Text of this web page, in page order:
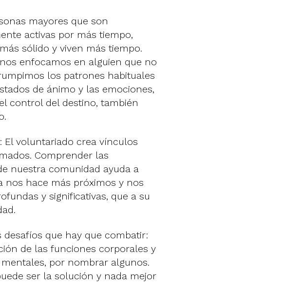
mayores que son
activas por más tiempo,
sólido y viven más tiempo.
enfocamos en alguien que no
los patrones habituales
de ánimo y las emociones,
control del destino, también
El voluntariado crea vínculos
Comprender las
nuestra comunidad ayuda a
nos hace más próximos y nos
y significativas, que a su
que hay que combatir:
de las funciones corporales y
por nombrar algunos.
ser la solución y nada mejor